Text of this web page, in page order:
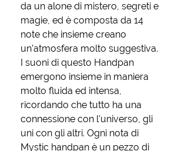
da un alone di mistero, segreti e
magie, ed è composta da 14
note che insieme creano
un’atmosfera molto suggestiva.
I suoni di questo Handpan
emergono insieme in maniera
molto fluida ed intensa,
ricordando che tutto ha una
connessione con l'universo, gli
uni con gli altri. Ogni nota di
Mystic handpan è un pezzo di